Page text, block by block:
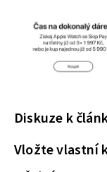
Diskuze k
Vložte vlastní